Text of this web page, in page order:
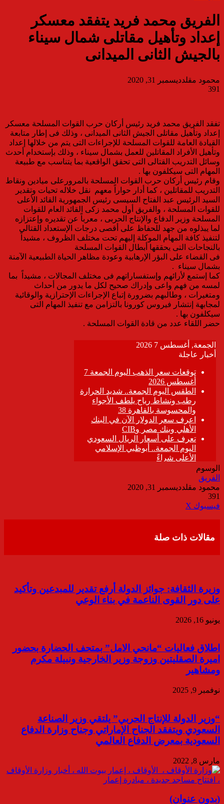
الفريق محمد فريد يتفقد معسكر
إعداد وتأهيل مقاتلى شمال سيناء
بالجيش الثانى الميدانى
محمود مقلدديسمبر 31, 2020
391
تفقد الفريق محمد فريد رئيس أركان حرب القوات المسلحة معسكر
إعداد وتأهيل مقاتلى الجيش الثانى الميدانى ، وذلك فى إطار متابعة
القيادة العامة للقوات المسلحة للإجراءات التى يتم من خلالها إعداد
وتأهيل الأفراد المقاتلين للعمل بشمال سيناء ، وذلك بإستخدام أحدث
وسائل التدريب القتالى التى تحقق الواقعية بما يتناسب مع طبيعة
المهام التى سيكلفون بها .
وقام رئيس أركان حرب القوات المسلحة بالمرورعلى ميادين ونقاط
التدريب للمقاتلين ، كما أدار حواراً معهم نقل خلاله تحيات وتقدير
السيد الرئيس عبد الفتاح السيسى رئيس الجمهورية القائد الأعلى
للقوات المسلحة ، والفريق أول محمد زكى القائد العام للقوات
المسلحة وزير الدفاع والإنتاج الحربى ، معرباً عن تقديره وإعتزازه
لما يبذلوه من جهد للحفاظ على أقصى درجات الإستعداد القتالى
لتنفيذ كافة المهام الموكلة إليهم تحت مختلف الظروف ، مشيداً
بالنجاحات التى يحققها أبطال القوات المسلحة
فى القضاء على البؤر الإرهابية وعودة مظاهر الحياة الطبيعية الآمنة
بشمال سيناء .
كما إستمع لأرائهم وإستفساراتهم فى مختلف المجالات ، مشيداً بما
لمسه من فهم واعى وإدراك صحيح لكل ما يدور من أحداث
ومتغيرات ، وطالبهم بضرورة إتباع الإجراءات الإحترازية والوقائية
لمجابهة إنتشار فيروس كورونا بالتزامن مع تنفيذ المهام التى
سيكلفون بها .
حضر اللقاء عدد من قادة القوات المسلحة .
الوسوم
الفريق
محمود مقلدديسمبر 31, 2020
391
فيسبوك ‫X
مقالات ذات صلة
وزيرة الثقافة: جوائز الدولة أرفع تقدير للمبدعين وتأكيد
على دور القوى الناعمة في بناء الوعي
يونيو 16, 2026
اطلاق فعاليات “مانحي الامل” بمتحف الحضارة بحضور
اميرة الصقليتين وزوجة وزير الخارجية ونبيلة مكرم
ومشاهير
نوفمبر 9, 2025
“وزير الدولة للإنتاج الحربي” يلتقي وزير الصناعة
السعودي ويتفقد الجناح الإماراتي وجناح وزارة الدفاع
السعودية بمعرض الدفاع العالمي
مارس 8, 2022
(بدون عنوان)